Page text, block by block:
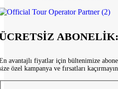
ABONELİK:
avantajlı fiyatlar için bültenimize
özel kampanya ve fırsatları